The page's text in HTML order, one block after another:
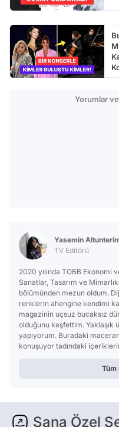
Yorumlar
Yasemin
TV Editörü
2020 yılında TOBB Ekonomi
Sanatlar, Tasarım ve
bölümünden mezun oldum.
renklerin ahengine kendimi
magazinin uçsuz bucaksız
olduğunu keşfettim. Yaklaşık
yapıyorum. Buradaki
konuşuyor tadındaki
Tüm
Sana Özel